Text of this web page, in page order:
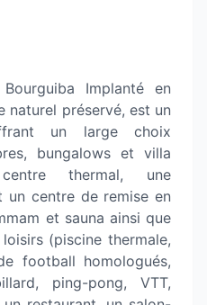
Implanté en
naturel préservé, est un
un large choix
bungalows et villa
thermal, une
un centre de remise en
et sauna ainsi que
(piscine thermale,
football homologués,
ping-pong, VTT,